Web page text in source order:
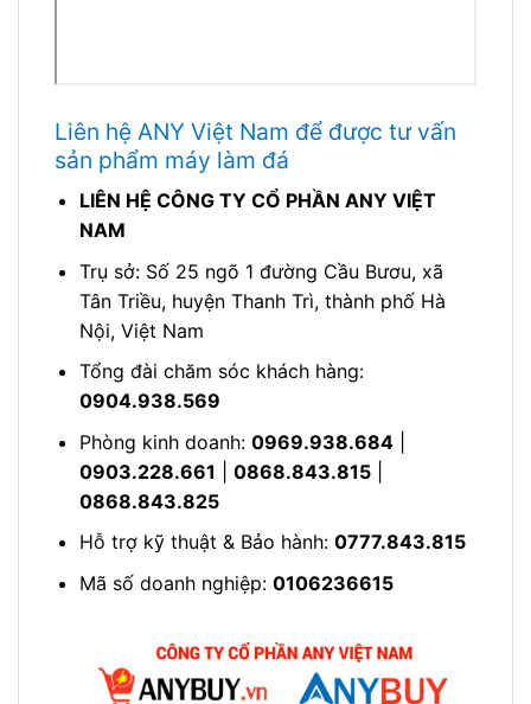
Liên hệ ANY Việt Nam để được tư vấn
sản phẩm máy làm đá
LIÊN HỆ CÔNG TY CỔ PHẦN ANY VIỆT
NAM
Trụ sở: Số 25 ngõ 1 đường Cầu Bươu, xã
Tân Triều, huyện Thanh Trì, thành phố Hà
Nội, Việt Nam
Tổng đài chăm sóc khách hàng:
0904.938.569
Phòng kinh doanh: 0969.938.684|
0903.228.661
0868.843.815|
0868.843.825
Hỗ trợ kỹ thuật & Bảo hành: 0777.843.815
Mã số doanh nghiệp: 0106236615